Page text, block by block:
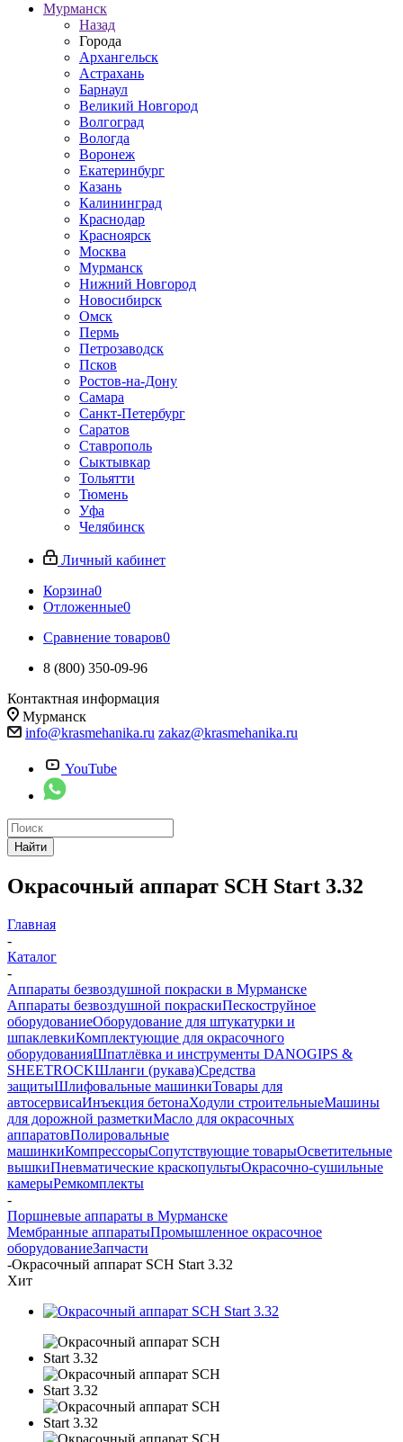
Мурманск
Назад
Города
Архангельск
Астрахань
Барнаул
Великий Новгород
Волгоград
Вологда
Воронеж
Екатеринбург
Казань
Калининград
Краснодар
Красноярск
Москва
Мурманск
Нижний Новгород
Новосибирск
Омск
Пермь
Петрозаводск
Псков
Ростов-на-Дону
Самара
Санкт-Петербург
Саратов
Ставрополь
Сыктывкар
Тольятти
Тюмень
Уфа
Челябинск
Личный кабинет
Корзина0
Отложенные0
Сравнение товаров0
8 (800) 350-09-96
Контактная информация
Мурманск
info@krasmehanika.ru zakaz@krasmehanika.ru
YouTube
Найти
Окрасочный аппарат SCH Start 3.32
Главная
-
Каталог
-
Аппараты безвоздушной покраски в Мурманске
Аппараты безвоздушной покраскиПескоструйное
оборудованиеОборудование для штукатурки и
шпаклевкиКомплектующие для окрасочного
оборудованияШпатлёвка и инструменты DANOGIPS &
SHEETROCKШланги (рукава)Средства
защитыШлифовальные машинкиТовары для
автосервисаИнъекция бетонаХодули строительныеМашины
для дорожной разметкиМасло для окрасочных
аппаратовПолировальные
машинкиКомпрессорыСопутствующие товарыОсветительные
вышкиПневматические краскопультыОкрасочно-сушильные
камерыРемкомплекты
-
Поршневые аппараты в Мурманске
Мембранные аппаратыПромышленное окрасочное
оборудованиеЗапчасти
-Окрасочный аппарат SCH Start 3.32
Хит